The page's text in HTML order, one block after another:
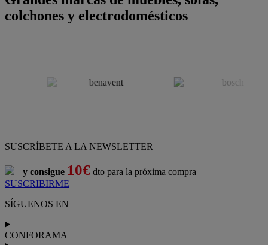
colchones y electrodomésticos
SUSCRÍBETE A LA NEWSLETTER
y consigue 10€ dto para la próxima compra
SUSCRIBIRME
SÍGUENOS EN
CONFORAMA